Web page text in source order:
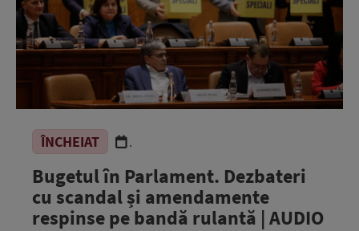
ÎNCHEIAT .
Bugetul în Parlament. Dezbateri
cu scandal și amendamente
respinse pe bandă rulantă | AUDIO